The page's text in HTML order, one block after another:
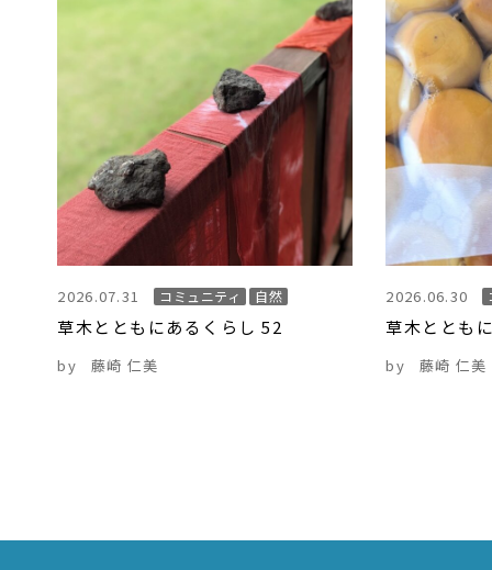
2026.07.31 コミュニティ 自然
草木とともにあるくらし 52
by 藤崎 仁美
2026.06.30
草木ととも
by 藤崎 仁美